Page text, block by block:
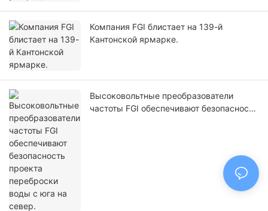
Компания FGI блистает на 139-й
Кантонской ярмарке.
Высоковольтные преобразователи
частоты FGI обеспечивают безопасность